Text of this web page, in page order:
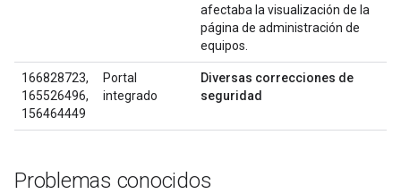
afectaba la visualización de la
página de administración de
equipos.
166828723,
165526496,
156464449
Portal
integrado
Diversas correcciones de
seguridad
Problemas conocidos